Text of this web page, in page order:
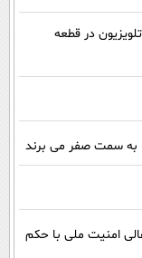
در قطعه
امنیت ملی با حکم